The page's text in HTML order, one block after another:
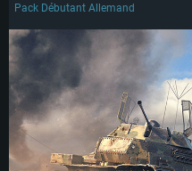
Pack Débutant Allemand